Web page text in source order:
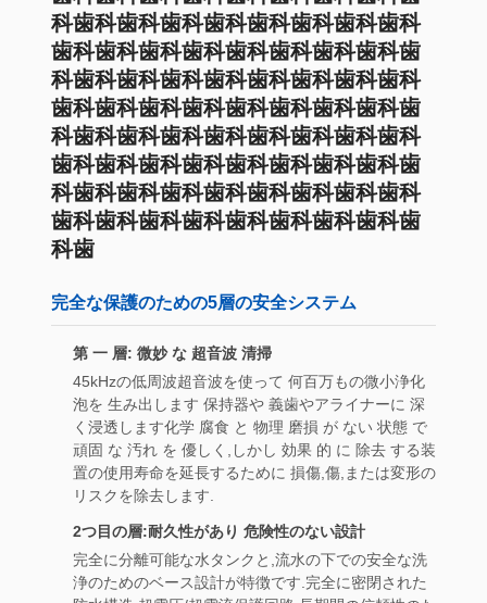
科歯科歯科歯科歯科歯科歯科歯科歯科
歯科歯科歯科歯科歯科歯科歯科歯科歯
科歯科歯科歯科歯科歯科歯科歯科歯科
歯科歯科歯科歯科歯科歯科歯科歯科歯
科歯科歯科歯科歯科歯科歯科歯科歯科
歯科歯科歯科歯科歯科歯科歯科歯科歯
科歯科歯科歯科歯科歯科歯科歯科歯科
歯科歯科歯科歯科歯科歯科歯科歯科歯
科歯
完全な保護のための5層の安全システム
第 一 層: 微妙 な 超音波 清掃
45kHzの低周波超音波を使って 何百万もの微小浄化
泡を 生み出します 保持器や 義歯やアライナーに 深
く浸透します化学 腐食 と 物理 磨損 が ない 状態 で
頑固 な 汚れ を 優しく,しかし 効果 的 に 除去 する装
置の使用寿命を延長するために 損傷,傷,または変形の
リスクを除去します.
2つ目の層:耐久性があり 危険性のない設計
完全に分離可能な水タンクと,流水の下での安全な洗
浄のためのベース設計が特徴です.完全に密閉された